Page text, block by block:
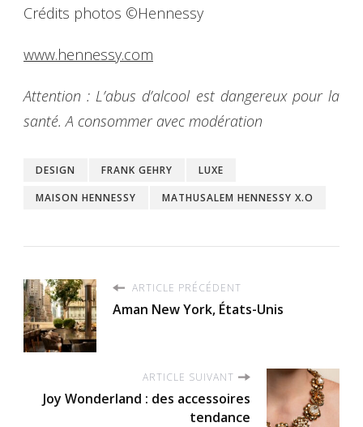
Crédits photos ©Hennessy
www.hennessy.com
Attention : L’abus d’alcool est dangereux pour la
santé. A consommer avec modération
DESIGN FRANK GEHRY
LUXE
MAISON HENNESSY
MATHUSALEM HENNESSY X.O
ARTICLE PRÉCÉDENT
Aman New York, États-Unis
ARTICLE SUIVANT
Joy Wonderland : des accessoires
tendance